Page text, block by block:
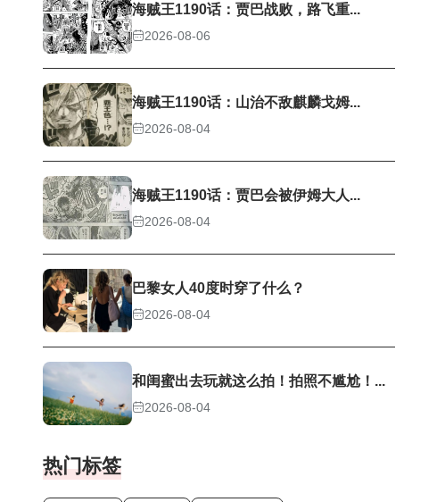
海贼王1190话：贾巴战败，路飞重...
2026-08-06
海贼王1190话：山治不敌麒麟戈姆...
2026-08-04
海贼王1190话：贾巴会被伊姆大人...
2026-08-04
巴黎女人40度时穿了什么？
2026-08-04
和闺蜜出去玩就这么拍！拍照不尴尬！...
2026-08-04
热门标签